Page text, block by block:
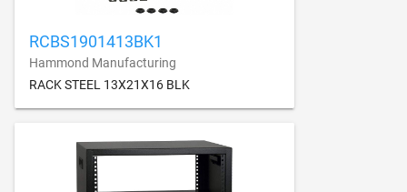
RCBS1901413BK1
Hammond Manufacturing
RACK STEEL 13X21X16 BLK